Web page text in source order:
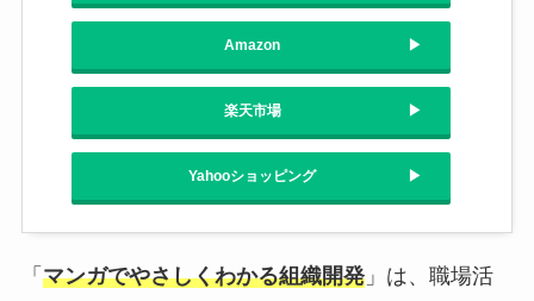
Amazon
楽天市場
Yahooショッピング
「 マンガでやさしくわかる組織開発」は、職場活